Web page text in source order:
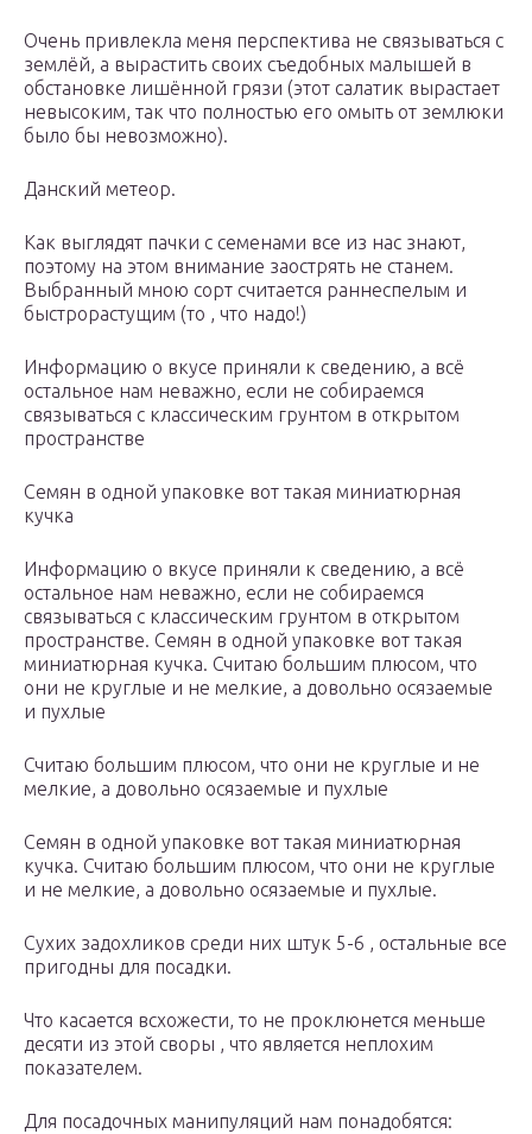
Очень привлекла меня перспектива не связываться с
землёй, а вырастить своих съедобных малышей в
обстановке лишённой грязи (этот салатик вырастает
невысоким, так что полностью его омыть от землюки
было бы невозможно).
Данский метеор.
Как выглядят пачки с семенами все из нас знают,
поэтому на этом внимание заострять не станем.
Выбранный мною сорт считается раннеспелым и
быстрорастущим (то , что надо!)
Информацию о вкусе приняли к сведению, а всё
остальное нам неважно, если не собираемся
связываться с классическим грунтом в открытом
пространстве
Семян в одной упаковке вот такая миниатюрная
кучка
Информацию о вкусе приняли к сведению, а всё
остальное нам неважно, если не собираемся
связываться с классическим грунтом в открытом
пространстве. Семян в одной упаковке вот такая
миниатюрная кучка. Считаю большим плюсом, что
они не круглые и не мелкие, а довольно осязаемые
и пухлые
Считаю большим плюсом, что они не круглые и не
мелкие, а довольно осязаемые и пухлые
Семян в одной упаковке вот такая миниатюрная
кучка. Считаю большим плюсом, что они не круглые
и не мелкие, а довольно осязаемые и пухлые.
Сухих задохликов среди них штук 5-6 , остальные все
пригодны для посадки.
Что касается всхожести, то не проклюнется меньше
десяти из этой своры , что является неплохим
показателем.
Для посадочных манипуляций нам понадобятся: